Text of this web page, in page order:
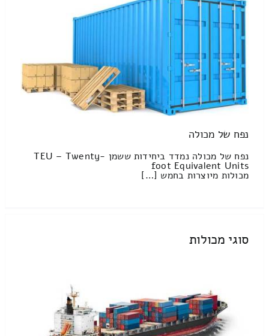
נפח של מכולה
נפח של מכולה נמדד ביחידות ששמן TEU – Twenty-
foot Equivalent Units
מכולות מיוצרות בחמש […]
סוגי מכולות